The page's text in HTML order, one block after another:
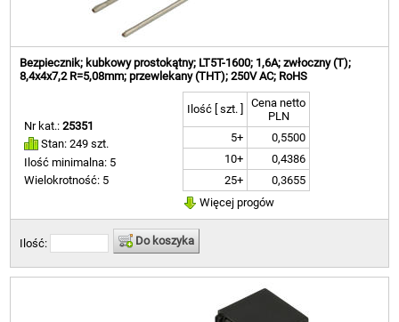
Bezpiecznik; kubkowy prostokątny; LT5T-1600; 1,6A; zwłoczny (T);
8,4x4x7,2 R=5,08mm; przewlekany (THT); 250V AC; RoHS
Nr kat.:25351
Stan: 249 szt.
Ilość minimalna: 5
Wielokrotność: 5
Ilość [ szt. ]
Cena netto
PLN
5+
0,5500
10+
0,4386
25+
0,3655
Więcej progów
Ilość: Do koszyka